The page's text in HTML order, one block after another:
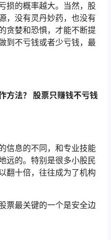
损的概率越大。当然，股
，没有灵丹妙药，也没有
贪婪和恐惧，才能不断提
到不亏钱或者少亏钱，最
方法？ 股票只赚钱不亏钱
信息的不同，和专业技能
远的。特别是很多小股民
翻十倍，往往成为了机构
票最关键的一个是安全边